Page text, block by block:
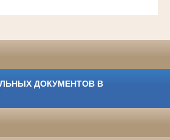
ДОКУМЕНТОВ В